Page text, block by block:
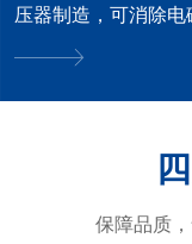
压器制造，可消除
保障品质